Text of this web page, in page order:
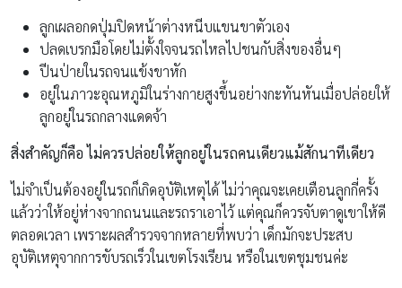
ลูกเผลอกดปุ่มปิดหน้าต่างหนีบแขนขาตัวเอง
ปลดเบรกมือโดยไม่ตั้งใจจนรถไหลไปชนกับสิ่งของอื่นๆ
ปีนป่ายในรถจนแข้งขาหัก
อยู่ในภาวะอุณหภูมิในร่างกายสูงขึ้นอย่างกะทันหันเมื่อปล่อยให้
ลูกอยู่ในรถกลางแดดจ้า
สิ่งสำคัญก็คือ ไม่ควรปล่อยให้ลูกอยู่ในรถคนเดียวแม้สักนาทีเดียว
ไม่จำเป็นต้องอยู่ในรถก็เกิดอุบัติเหตุได้ ไม่ว่าคุณจะเคยเตือนลูกกี่ครั้ง
แล้วว่าให้อยู่ห่างจากถนนและรถราเอาไว้ แต่คุณก็ควรจับตาดูเขาให้ดี
ตลอดเวลา เพราะผลสำรวจจากหลายที่พบว่า เด็กมักจะประสบ
อุบัติเหตุจากการขับรถเร็วในเขตโรงเรียน หรือในเขตชุมชนค่ะ